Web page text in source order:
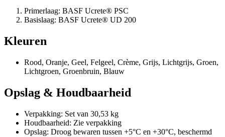
Primerlaag: BASF Ucrete® PSC
Basislaag: BASF Ucrete® UD 200
Kleuren
Rood, Oranje, Geel, Felgeel, Crème, Grijs, Lichtgrijs, Groen,
Lichtgroen, Groenbruin, Blauw
Opslag & Houdbaarheid
Verpakking: Set van 30,53 kg
Houdbaarheid: Zie verpakking
Opslag: Droog bewaren tussen +5°C en +30°C, beschermd